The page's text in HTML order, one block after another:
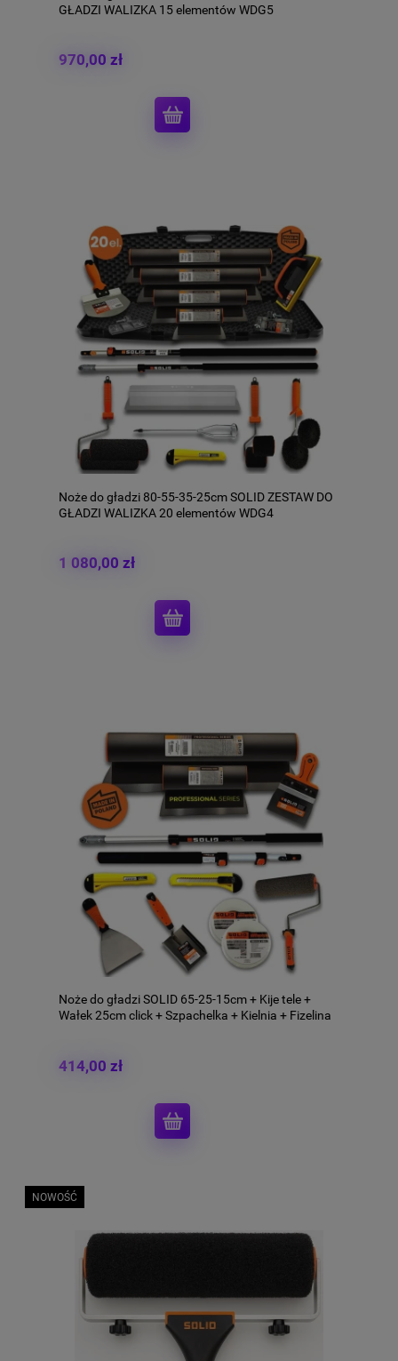
GŁADZI WALIZKA 15 elementów WDG5
970,00 zł
Noże do gładzi 80-55-35-25cm SOLID ZESTAW DO
GŁADZI WALIZKA 20 elementów WDG4
1 080,00 zł
Noże do gładzi SOLID 65-25-15cm + Kije tele +
Wałek 25cm click + Szpachelka + Kielnia + Fizelina
414,00 zł
NOWOŚĆ